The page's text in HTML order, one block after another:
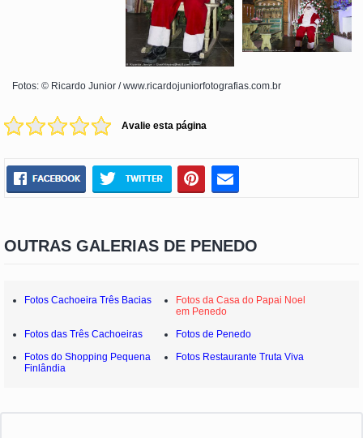
Fotos: © Ricardo Junior / www.ricardojuniorfotografias.com.br
Avalie esta página
OUTRAS GALERIAS DE PENEDO
Fotos Cachoeira Três Bacias
Fotos da Casa do Papai Noel
em Penedo
Fotos das Três Cachoeiras
Fotos de Penedo
Fotos do Shopping Pequena
Finlândia
Fotos Restaurante Truta Viva